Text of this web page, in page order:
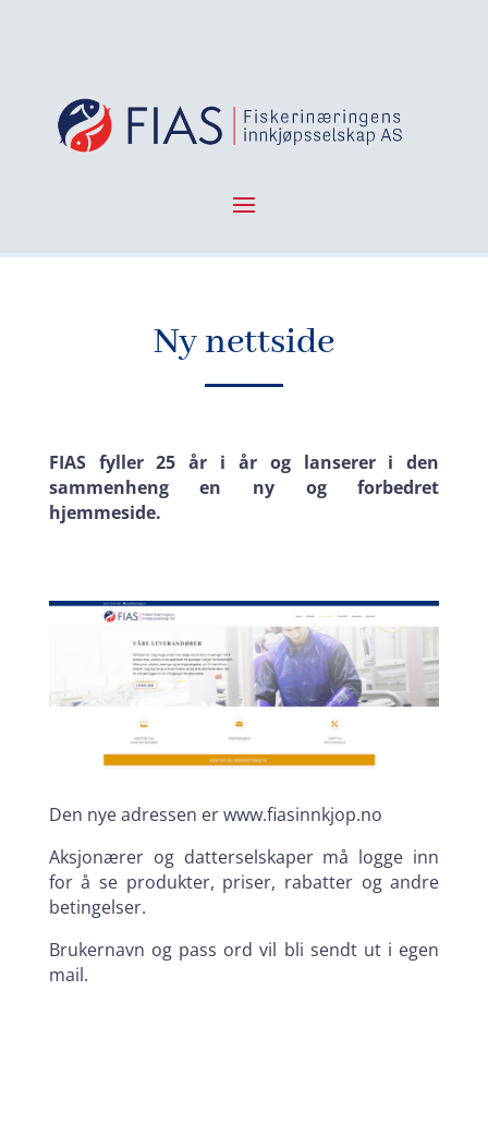
Ny nettside
FIAS fyller 25 år i år og lanserer i den
sammenheng en ny og forbedret
hjemmeside.
Den nye adressen er www.fiasinnkjop.no
Aksjonærer og datterselskaper må logge inn
for å se produkter, priser, rabatter og andre
betingelser.
Brukernavn og pass ord vil bli sendt ut i egen
mail.